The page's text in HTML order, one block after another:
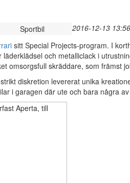
2016-12-13
Sportbil
sitt Special Projects-program. I
och metalliclack i
omsorgsfull skräddare, som främst
diskretion levererat unika
i garagen där ute och bara några